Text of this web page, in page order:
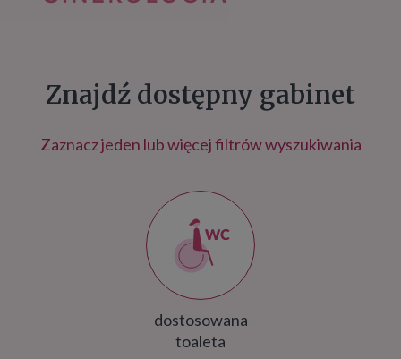
Znajdź dostępny gabinet
Zaznacz jeden lub więcej filtrów wyszukiwania
dostosowana
toaleta